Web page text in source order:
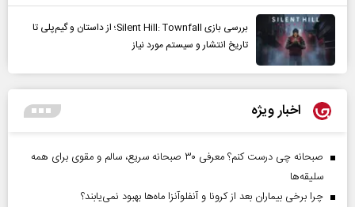
بررسی بازی Silent Hill: Townfall؛ از داستان و گیم‌پلی تا
تاریخ انتشار و سیستم مورد نیاز
اخبار ویژه
صبحانه چی درست کنم؟ معرفی ۳۰ صبحانه سریع، سالم و مقوی برای همه
سلیقه‌ها
چرا برخی بیماران بعد از کرونا و آنفلوآنزا ماه‌ها بهبود نمی‌یابند؟